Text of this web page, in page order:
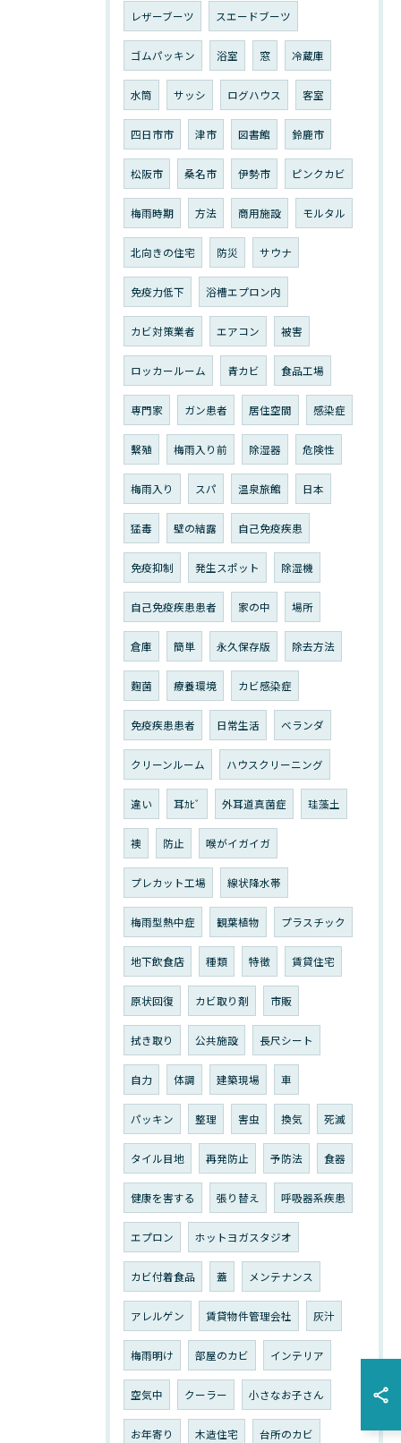
レザーブーツ スエードブーツ
ゴムパッキン 浴室 窓 冷蔵庫
水筒 サッシ ログハウス 客室
四日市市 津市 図書館 鈴鹿市
松阪市 桑名市 伊勢市 ピンクカビ
梅雨時期 方法 商用施設 モルタル
北向きの住宅 防災 サウナ
免疫力低下 浴槽エプロン内
カビ対策業者 エアコン 被害
ロッカールーム 青カビ 食品工場
専門家 ガン患者 居住空間 感染症
繫殖 梅雨入り前 除湿器 危険性
梅雨入り スパ 温泉旅館 日本
猛毒 壁の結露 自己免疫疾患
免疫抑制 発生スポット 除湿機
自己免疫疾患患者 家の中 場所
倉庫 簡単 永久保存版 除去方法
麴菌 療養環境 カビ感染症
免疫疾患患者 日常生活 ベランダ
クリーンルーム ハウスクリーニング
違い 耳ｶﾋﾞ 外耳道真菌症 珪藻土
襖 防止 喉がイガイガ
プレカット工場 線状降水帯
梅雨型熱中症 観葉植物 プラスチック
地下飲食店 種類 特徴 賃貸住宅
原状回復 カビ取り剤 市販
拭き取り 公共施設 長尺シート
自力 体調 建築現場 車
パッキン 整理 害虫 換気 死滅
タイル目地 再発防止 予防法 食器
健康を害する 張り替え 呼吸器系疾患
エプロン ホットヨガスタジオ
カビ付着食品 蓋 メンテナンス
アレルゲン 賃貸物件管理会社 灰汁
梅雨明け 部屋のカビ インテリア
空気中 クーラー 小さなお子さん
お年寄り 木造住宅 台所のカビ